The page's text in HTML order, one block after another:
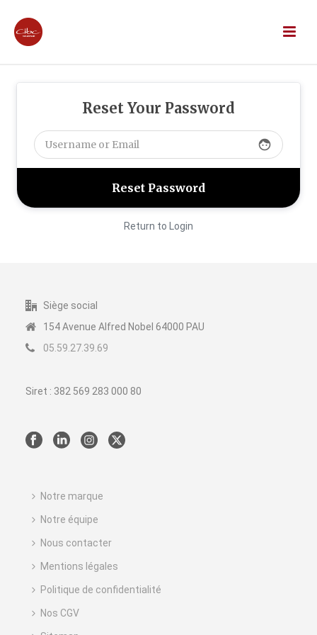
Reset Your Password
face
Return to Login
Siège social
154 Avenue Alfred Nobel 64000 PAU
05.59.27.39.69
Siret : 382 569 283 000 80
Notre marque
Notre équipe
Nous contacter
Mentions légales
Politique de confidentialité
Nos CGV